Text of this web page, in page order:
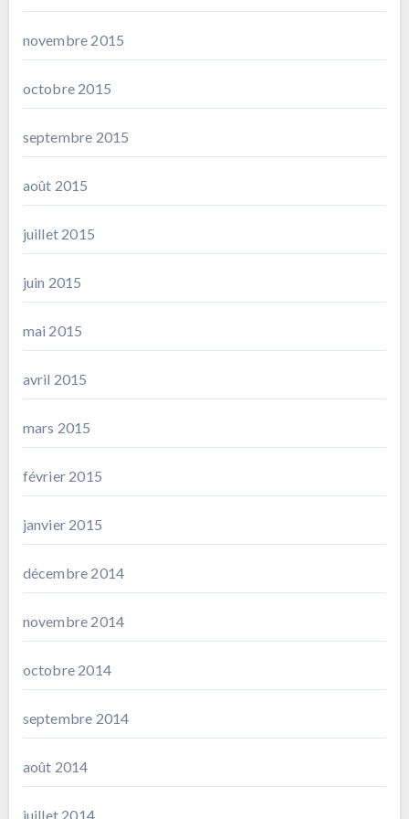
novembre 2015
octobre 2015
septembre 2015
août 2015
juillet 2015
juin 2015
mai 2015
avril 2015
mars 2015
février 2015
janvier 2015
décembre 2014
novembre 2014
octobre 2014
septembre 2014
août 2014
juillet 2014